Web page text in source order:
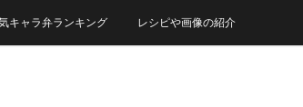
キャラ弁ランキング レシピや画像の紹介